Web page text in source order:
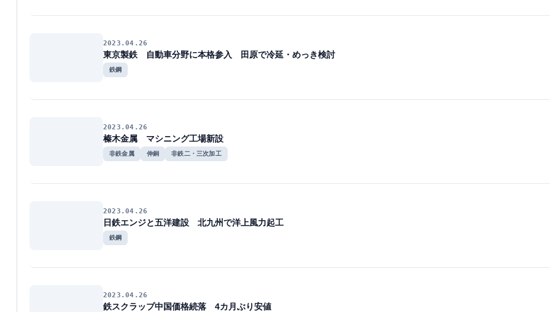
2023.04.26
東京製鉄 自動車分野に本格参入 田原で冷延・めっき検討
鉄鋼
2023.04.26
榛木金属 マシニング工場新設
非鉄金属 伸銅 非鉄二・三次加工
2023.04.26
日鉄エンジと五洋建設 北九州で洋上風力起工
鉄鋼
2023.04.26
鉄スクラップ中国価格続落 4カ月ぶり安値